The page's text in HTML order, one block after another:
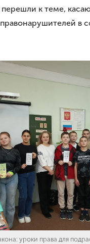
перешли к теме,
в
уроки права для